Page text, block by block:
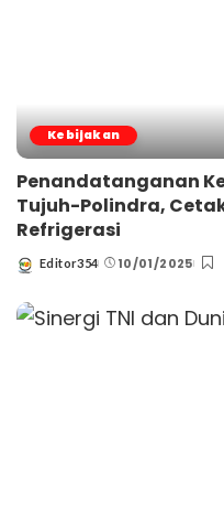
Kebijakan
Penandatanganan
Tujuh-Polindra,
Refrigerasi
Posted
Editor354 10/01/2025